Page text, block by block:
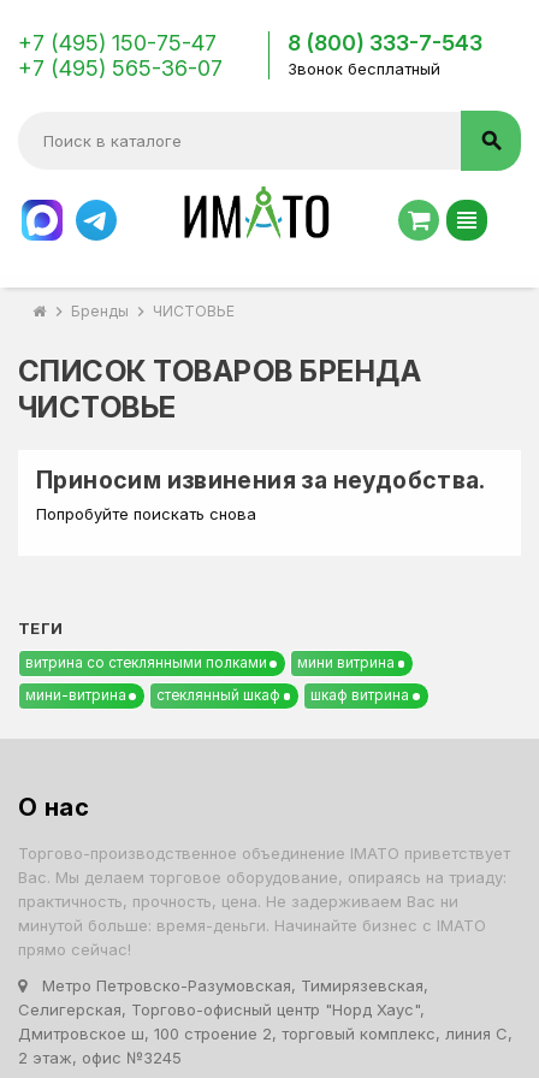
+7 (495) 150-75-47
+7 (495) 565-36-07
8 (800) 333-7-543
Звонок бесплатный
search
view_headline
chevron_right Бренды chevron_right ЧИСТОВЬЕ
ТЕГИ
витрина со стеклянными полками
мини витрина
мини-витрина
стеклянный шкаф шкаф витрина
СПИСОК ТОВАРОВ БРЕНДА
ЧИСТОВЬЕ
Приносим извинения за неудобства.
Попробуйте поискать снова
О нас
Торгово-производственное объединение IMATO приветствует
Вас. Мы делаем торговое оборудование, опираясь на триаду:
практичность, прочность, цена. Не задерживаем Вас ни
минутой больше: время-деньги. Начинайте бизнес с IMATO
прямо сейчас!
Метро Петровско-Разумовская, Тимирязевская,
Селигерская, Торгово-офисный центр "Норд Хаус",
Дмитровское ш, 100 строение 2, торговый комплекс, линия С,
2 этаж, офис №3245